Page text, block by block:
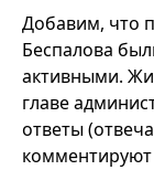
Добавим, что
Беспалова
активными.
главе
ответы